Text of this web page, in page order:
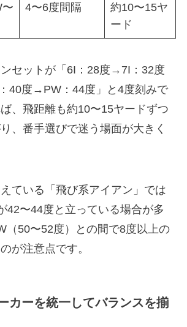
4〜6度間隔
約10〜15ヤ
ード
セットが「6I：28度→7I：32度
40度→PW：44度」と4度刻みで
、飛距離も約10〜15ヤードずつ
、番手選びで迷う場面が大きく
ている「飛び系アイアン」では
42〜44度と立っている場合が多
（50〜52度）との間で8度以上の
が注意点です。
カーを統一してバランスを揃